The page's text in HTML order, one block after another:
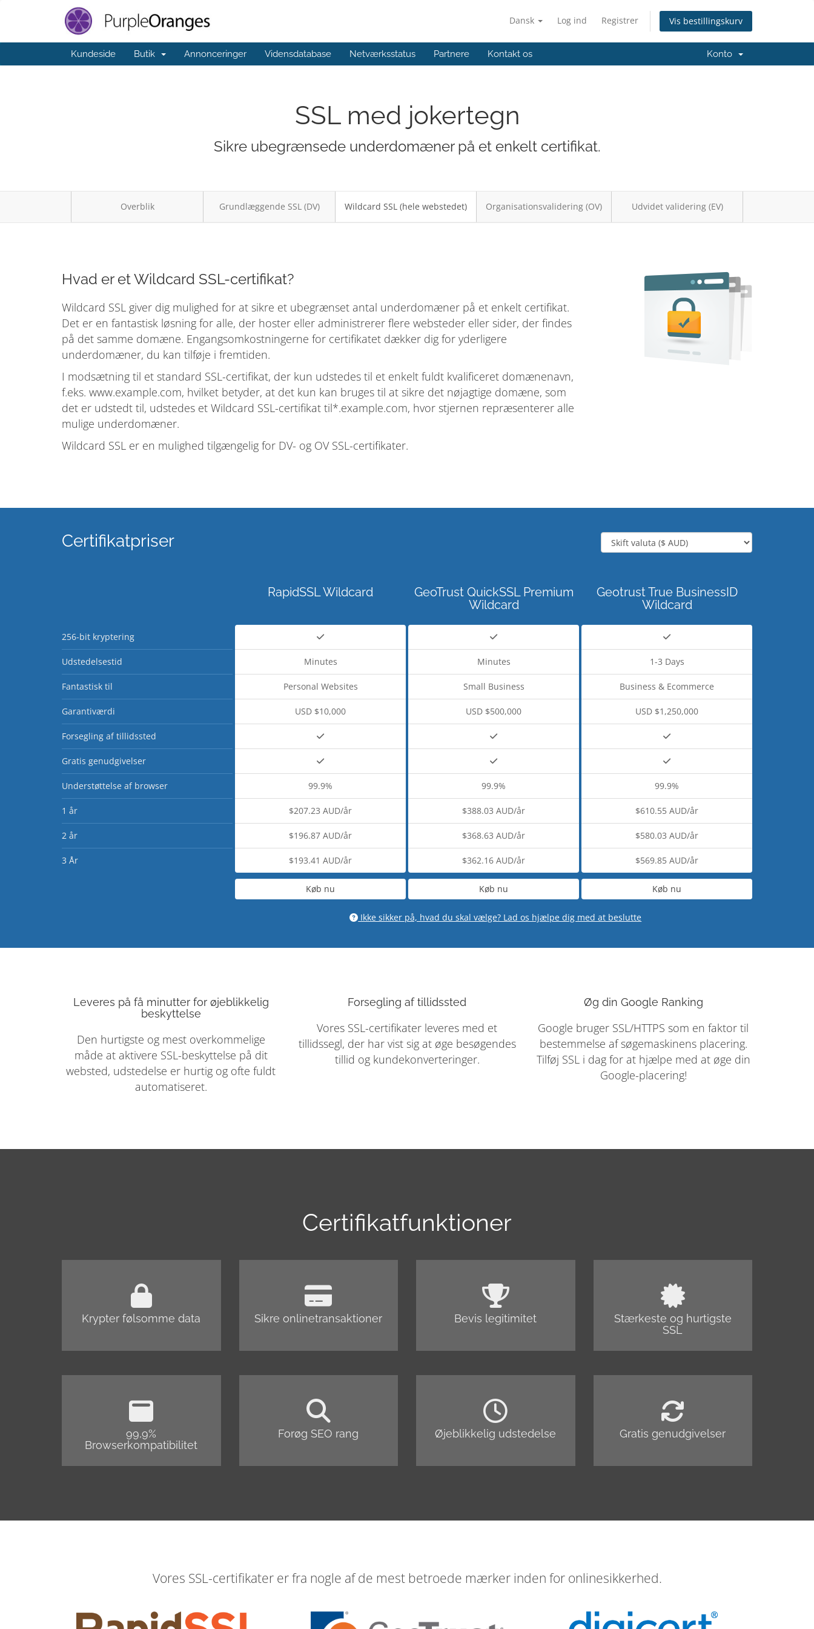
Dansk Log ind Registrer Vis bestillingskurv
Kundeside Butik Annonceringer Vidensdatabase Netværksstatus Partnere Kontakt os Konto
SSL med jokertegn
Sikre ubegrænsede underdomæner på et enkelt certifikat.
Overblik Grundlæggende SSL (DV) Wildcard SSL (hele webstedet) Organisationsvalidering (OV) Udvidet validering (EV)
Hvad er et Wildcard SSL-certifikat?
Wildcard SSL giver dig mulighed for at sikre et ubegrænset antal underdomæner på et enkelt certifikat.
Det er en fantastisk løsning for alle, der hoster eller administrerer flere websteder eller sider, der findes
på det samme domæne. Engangsomkostningerne for certifikatet dækker dig for yderligere
underdomæner, du kan tilføje i fremtiden.
I modsætning til et standard SSL-certifikat, der kun udstedes til et enkelt fuldt kvalificeret domænenavn,
f.eks. www.example.com, hvilket betyder, at det kun kan bruges til at sikre det nøjagtige domæne, som
det er udstedt til, udstedes et Wildcard SSL-certifikat til*.example.com, hvor stjernen repræsenterer alle
mulige underdomæner.
Wildcard SSL er en mulighed tilgængelig for DV- og OV SSL-certifikater.
Certifikatpriser
256-bit kryptering
Udstedelsestid
Fantastisk til
Garantiværdi
Forsegling af tillidssted
Gratis genudgivelser
Understøttelse af browser
1 år
2 år
3 År
RapidSSL Wildcard
Minutes
Personal Websites
USD $10,000
99.9%
$207.23 AUD/år
$196.87 AUD/år
$193.41 AUD/år
Køb nu
GeoTrust QuickSSL Premium
Wildcard
Minutes
Small Business
USD $500,000
99.9%
$388.03 AUD/år
$368.63 AUD/år
$362.16 AUD/år
Køb nu
Geotrust True BusinessID
Wildcard
1-3 Days
Business & Ecommerce
USD $1,250,000
99.9%
$610.55 AUD/år
$580.03 AUD/år
$569.85 AUD/år
Køb nu
Ikke sikker på, hvad du skal vælge? Lad os hjælpe dig med at beslutte
Leveres på få minutter for øjeblikkelig
beskyttelse
Den hurtigste og mest overkommelige
måde at aktivere SSL-beskyttelse på dit
websted, udstedelse er hurtig og ofte fuldt
automatiseret.
Forsegling af tillidssted
Vores SSL-certifikater leveres med et
tillidssegl, der har vist sig at øge besøgendes
tillid og kundekonverteringer.
Øg din Google Ranking
Google bruger SSL/HTTPS som en faktor til
bestemmelse af søgemaskinens placering.
Tilføj SSL i dag for at hjælpe med at øge din
Google-placering!
Certifikatfunktioner
Krypter følsomme data Sikre onlinetransaktioner Bevis legitimitet
Stærkeste og hurtigste
SSL
99,9%
Browserkompatibilitet
Forøg SEO rang Øjeblikkelig udstedelse Gratis genudgivelser
Vores SSL-certifikater er fra nogle af de mest betroede mærker inden for onlinesikkerhed.